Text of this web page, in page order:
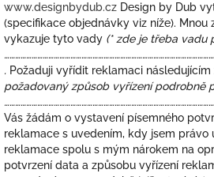
www.designbydub.cz Design by Dub
(specifikace objednávky viz níže).
vykazuje tyto vady (* zde je třeba vadu
. Požaduji vyřídit reklamaci následujícím
požadovaný způsob vyřízení podrobně
Vás žádám o vystavení písemného
reklamace s uvedením, kdy jsem právo
reklamace spolu s mým nárokem na
potvrzení data a způsobu vyřízení